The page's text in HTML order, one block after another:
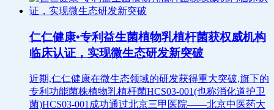
仁仁健康•专利益生菌植物乳植杆菌获权威机构
临床认证，实现微生态研发新突破
近期,仁仁健康在微生态领域的研发获得重大突破,旗下的
专利功能菌株植物乳植杆菌HCS03-001(也称消化道护卫
菌)HCS03-001成功通过北京三甲医院——北京中医药大